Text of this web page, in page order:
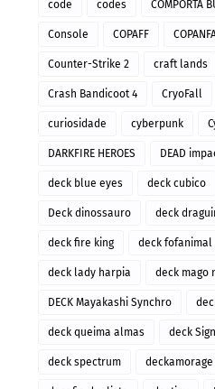
code codes COMPORTA
Console COPAFF
Counter-Strike 2 craft lands
Crash Bandicoot 4 CryoFall
curiosidade cyberpunk
DARKFIRE HEROES DEAD
deck blue eyes deck cubico
Deck dinossauro deck
deck fire king deck fofanimal
deck lady harpia deck mago
DECK Mayakashi Synchro
deck queima almas deck
deck spectrum deckamorage